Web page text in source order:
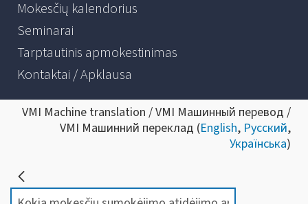
Mokesčių kalendorius
Seminarai
Tarptautinis apmokestinimas
Kontaktai / Apklausa
VMI Machine translation / VMI Машинный перевод /
VMI Машинний переклад (English, Русский,
Українська)